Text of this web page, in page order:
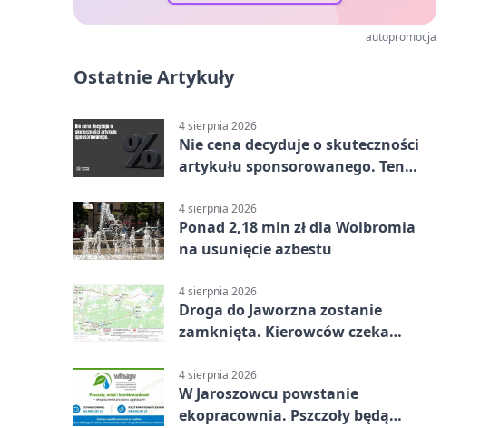
autopromocja
Ostatnie Artykuły
4 sierpnia 2026
Nie cena decyduje o skuteczności
artykułu sponsorowanego. Ten
4 sierpnia 2026
Ponad 2,18 mln zł dla Wolbromia
na usunięcie azbestu
4 sierpnia 2026
Droga do Jaworzna zostanie
zamknięta. Kierowców czeka
4 sierpnia 2026
W Jaroszowcu powstanie
ekopracownia. Pszczoły będą